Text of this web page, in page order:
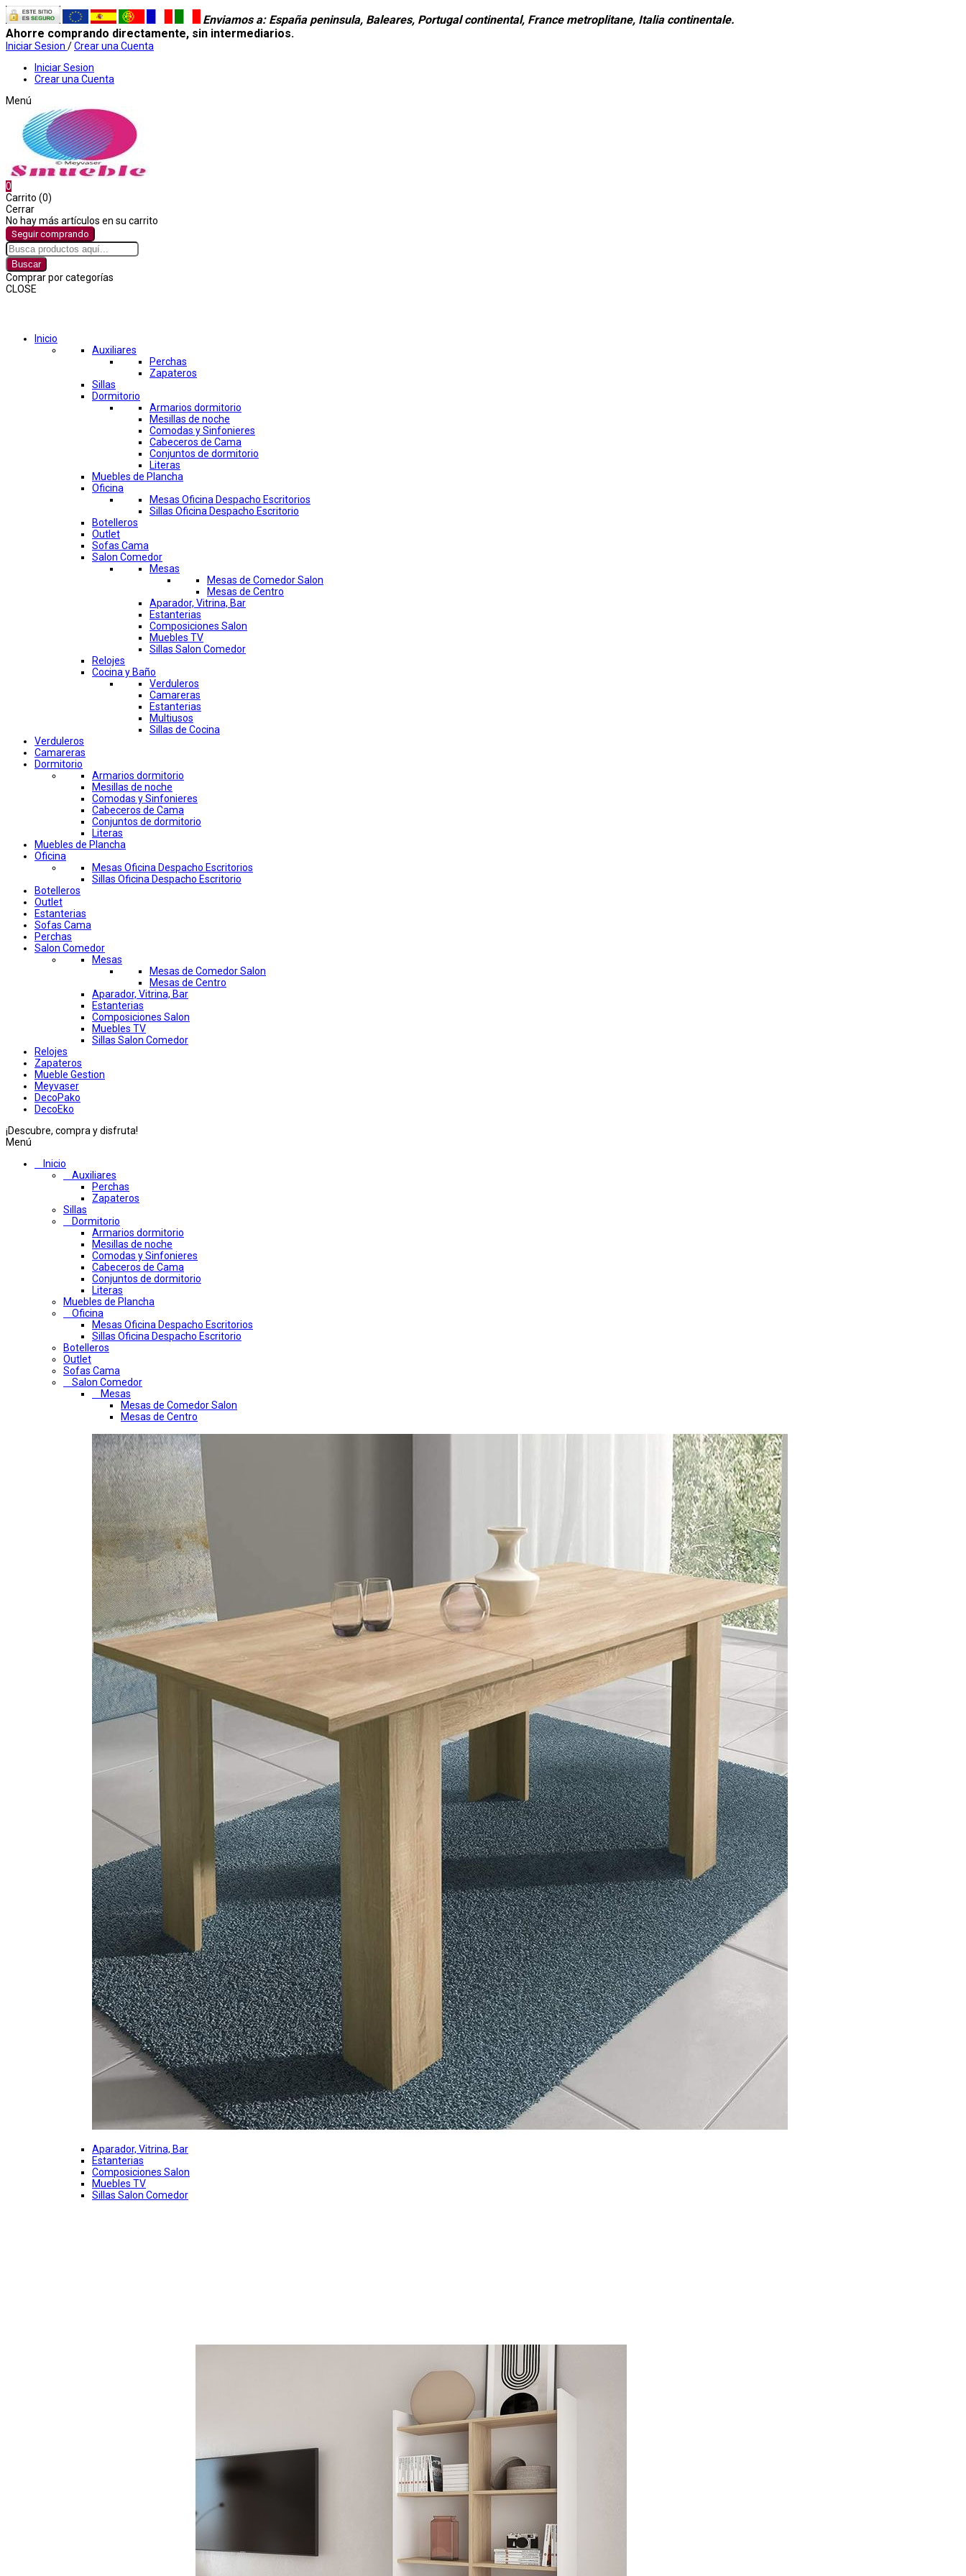
Enviamos a: España peninsula, Baleares, Portugal continental, France metroplitane, Italia continentale.
Ahorre comprando directamente, sin intermediarios.
Iniciar Sesion /Crear una Cuenta
Iniciar Sesion
Crear una Cuenta
Menú
0
Carrito (0)
Cerrar
No hay más artículos en su carrito
Seguir comprando
Buscar
Comprar por categorías
CLOSE
Inicio
Auxiliares
Perchas
Zapateros
Sillas
Dormitorio
Armarios dormitorio
Mesillas de noche
Comodas y Sinfonieres
Cabeceros de Cama
Conjuntos de dormitorio
Literas
Muebles de Plancha
Oficina
Mesas Oficina Despacho Escritorios
Sillas Oficina Despacho Escritorio
Botelleros
Outlet
Sofas Cama
Salon Comedor
Mesas
Mesas de Comedor Salon
Mesas de Centro
Aparador, Vitrina, Bar
Estanterias
Composiciones Salon
Muebles TV
Sillas Salon Comedor
Relojes
Cocina y Baño
Verduleros
Camareras
Estanterias
Multiusos
Sillas de Cocina
Verduleros
Camareras
Dormitorio
Armarios dormitorio
Mesillas de noche
Comodas y Sinfonieres
Cabeceros de Cama
Conjuntos de dormitorio
Literas
Muebles de Plancha
Oficina
Mesas Oficina Despacho Escritorios
Sillas Oficina Despacho Escritorio
Botelleros
Outlet
Estanterias
Sofas Cama
Perchas
Salon Comedor
Mesas
Mesas de Comedor Salon
Mesas de Centro
Aparador, Vitrina, Bar
Estanterias
Composiciones Salon
Muebles TV
Sillas Salon Comedor
Relojes
Zapateros
Mueble Gestion
Meyvaser
DecoPako
DecoEko
¡Descubre, compra y disfruta!
Menú
Inicio
Auxiliares
Perchas
Zapateros
Sillas
Dormitorio
Armarios dormitorio
Mesillas de noche
Comodas y Sinfonieres
Cabeceros de Cama
Conjuntos de dormitorio
Literas
Muebles de Plancha
Oficina
Mesas Oficina Despacho Escritorios
Sillas Oficina Despacho Escritorio
Botelleros
Outlet
Sofas Cama
Salon Comedor
Mesas
Mesas de Comedor Salon
Mesas de Centro
Aparador, Vitrina, Bar
Estanterias
Composiciones Salon
Muebles TV
Sillas Salon Comedor